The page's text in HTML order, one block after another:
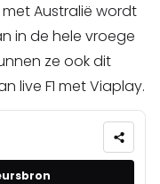
Australië wordt
in de hele vroege
ze ook dit
live F1 met Viaplay.